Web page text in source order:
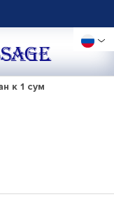
к 1 сум